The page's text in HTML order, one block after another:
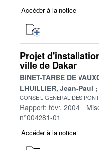
Accéder à la notice
Projet
ville de Dakar
BINET-TARBE DE
LHUILLIER, Jean-Paul
CONSEIL GENERAL DES
Rapport: févr. 2004
n°004281-01
Accéder à la notice